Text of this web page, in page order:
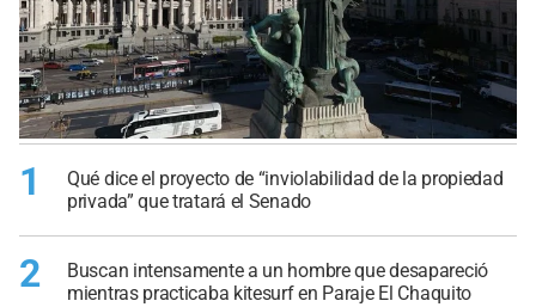
1
Qué dice el proyecto de “inviolabilidad de la propiedad
privada” que tratará el Senado
2
Buscan intensamente a un hombre que desapareció
mientras practicaba kitesurf en Paraje El Chaquito